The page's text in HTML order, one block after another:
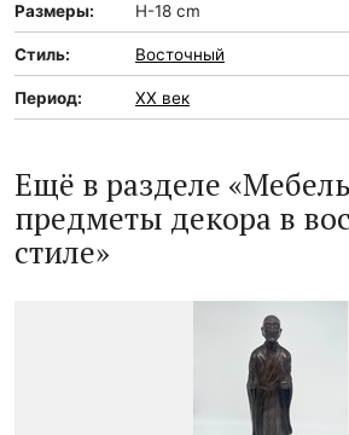
Размеры: H-18 cm
Стиль: Восточный
Период: XX век
Ещё в разделе
предметы декора в
стиле»